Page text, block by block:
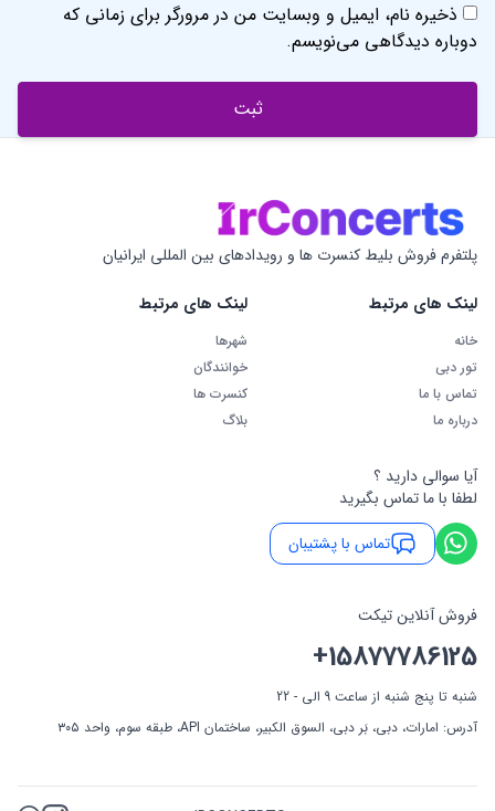
ذخیره نام، ایمیل و وبسایت من در مرورگر برای زمانی که
دوباره دیدگاهی می‌نویسم.
پلتفرم فروش بلیط کنسرت ها و رویدادهای بین المللی ایرانیان
لینک های مرتبط
خانه
تور دبی
تماس با ما
درباره ما
لینک های مرتبط
شهرها
خوانندگان
کنسرت ها
بلاگ
آیا سوالی دارید ؟
لطفا با ما تماس بگیرید
تماس با پشتیبان
فروش آنلاین تیکت
+15877786125
شنبه تا پنج شنبه از ساعت 9 الی - 22
آدرس: امارات، دبی، بَر دبی، السوق الکبیر، ساختمان API، طبقه سوم، واحد ۳۰۵